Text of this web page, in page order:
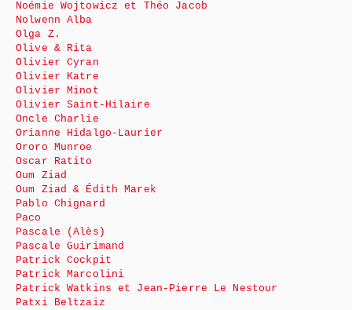
Noémie Wojtowicz et Théo Jacob
Nolwenn Alba
Olga Z.
Olive & Rita
Olivier Cyran
Olivier Katre
Olivier Minot
Olivier Saint-Hilaire
Oncle Charlie
Orianne Hidalgo-Laurier
Ororo Munroe
Oscar Ratito
Oum Ziad
Oum Ziad & Édith Marek
Pablo Chignard
Paco
Pascale (Alès)
Pascale Guirimand
Patrick Cockpit
Patrick Marcolini
Patrick Watkins et Jean-Pierre Le Nestour
Patxi Beltzaiz